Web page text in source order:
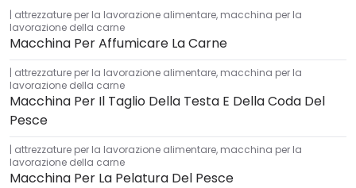
attrezzature per la lavorazione alimentare, macchina per la
lavorazione della carne
Macchina Per Affumicare La Carne
attrezzature per la lavorazione alimentare, macchina per la
lavorazione della carne
Macchina Per Il Taglio Della Testa E Della Coda Del
Pesce
attrezzature per la lavorazione alimentare, macchina per la
lavorazione della carne
Macchina Per La Pelatura Del Pesce